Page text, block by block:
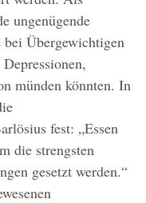
ungenügende
Übergewichtigen
münden könnten. In
fest: „Essen
die strengsten
gesetzt werden.“